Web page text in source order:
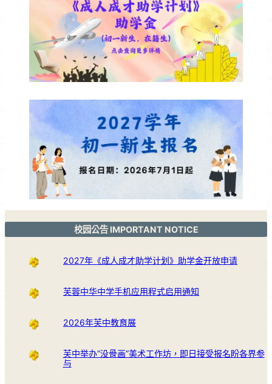
校园公告 IMPORTANT NOTICE
2027年《成人成才助学计划》助学金开放申请
芙蓉中华中学手机应用程式启用通知
2026年芙中教育展
芙中举办“没骨画”美术工作坊，即日接受报名盼各界参
与